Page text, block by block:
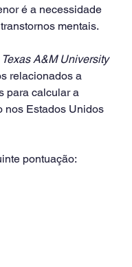
é a necessidade
mentais.
Texas A&M University
relacionados a
para calcular a
nos Estados Unidos
pontuação: